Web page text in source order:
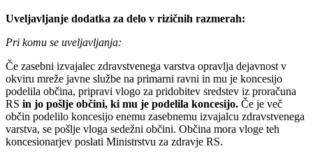
Uveljavljanje dodatka za delo v rizičnih razmerah:
Pri komu se uveljavljanja:
Če zasebni izvajalec zdravstvenega varstva opravlja dejavnost v
okviru mreže javne službe na primarni ravni in mu je koncesijo
podelila občina, pripravi vlogo za pridobitev sredstev iz proračuna
RS in jo pošlje občini, ki mu je podelila koncesijo. Če je več
občin podelilo koncesijo enemu zasebnemu izvajalcu zdravstvenega
varstva, se pošlje vloga sedežni občini. Občina mora vloge teh
koncesionarjev poslati Ministrstvu za zdravje RS.